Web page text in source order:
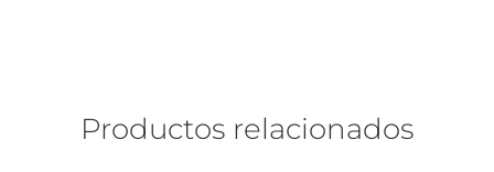
Productos relacionados